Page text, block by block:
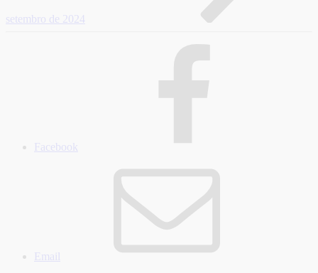
setembro de 2024
Facebook
Email